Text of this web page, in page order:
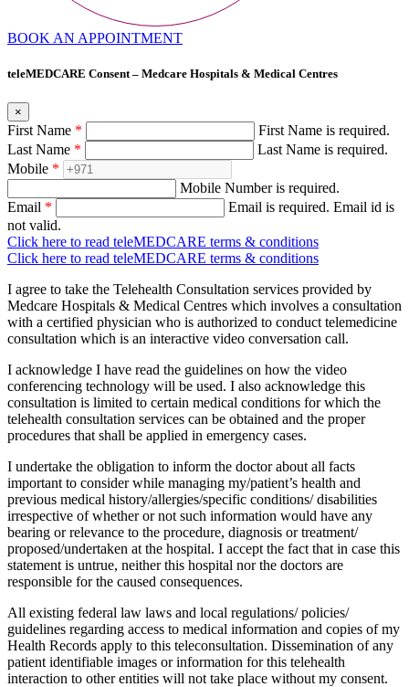
BOOK AN APPOINTMENT
teleMEDCARE Consent – Medcare Hospitals & Medical Centres
×
First Name *
First Name is required.
Last Name *
Last Name is required.
Mobile *
Mobile Number is required.
Email * Email is required. Email id is
not valid.
Click here to read teleMEDCARE terms & conditions
Click here to read teleMEDCARE terms & conditions
I agree to take the Telehealth Consultation services provided by
Medcare Hospitals & Medical Centres which involves a consultation
with a certified physician who is authorized to conduct telemedicine
consultation which is an interactive video conversation call.
I acknowledge I have read the guidelines on how the video
conferencing technology will be used. I also acknowledge this
consultation is limited to certain medical conditions for which the
telehealth consultation services can be obtained and the proper
procedures that shall be applied in emergency cases.
I undertake the obligation to inform the doctor about all facts
important to consider while managing my/patient’s health and
previous medical history/allergies/specific conditions/ disabilities
irrespective of whether or not such information would have any
bearing or relevance to the procedure, diagnosis or treatment/
proposed/undertaken at the hospital. I accept the fact that in case this
statement is untrue, neither this hospital nor the doctors are
responsible for the caused consequences.
All existing federal law laws and local regulations/ policies/
guidelines regarding access to medical information and copies of my
Health Records apply to this teleconsultation. Dissemination of any
patient identifiable images or information for this telehealth
interaction to other entities will not take place without my consent.